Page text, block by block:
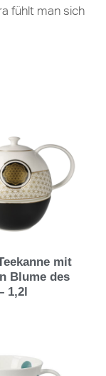
fühlt man sich
mit
Blume des
1,2l